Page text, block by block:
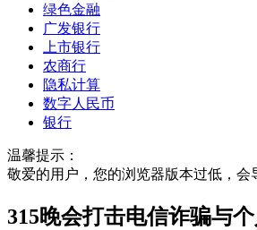
绿色金融
广发银行
上市银行
农商行
隐私计算
数字人民币
银行
温馨提示：
敬爱的用户，您的浏览器版本过低，会
315晚会打击电信诈骗与